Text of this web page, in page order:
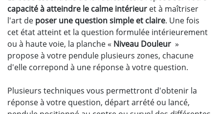
capacité à atteindre le calme intérieur et à maîtriser
l'art de poser une question simple et claire. Une fois
cet état atteint et la question formulée intérieurement
ou à haute voie, la planche « Niveau Douleur »
propose à votre pendule plusieurs zones, chacune
d'elle correpond à une réponse à votre question.
Plusieurs techniques vous permettront d'obtenir la
réponse à votre question, départ arrété ou lancé,